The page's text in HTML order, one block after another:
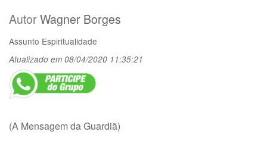
AutorWagner Borges
Assunto Espiritualidade
Atualizado em 08/04/2020 11:35:21
(A Mensagem da Guardiã)